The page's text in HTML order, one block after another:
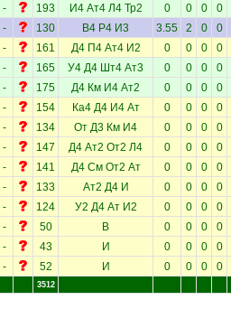
- 193 И4 Ат4 Л4 Тр2 0 0 0 0
- 130 В4 Р4 И3 3.55 2 0 0
- 161 Д4 П4 Ат4 И2 0 0 0 0
- 165 У4 Д4 Шт4 Ат3 0 0 0 0
- 175 Д4 Км И4 Ат2 0 0 0 0
- 154 Ка4 Д4 И4 Ат 0 0 0 0
- 134 От Д3 Км И4 0 0 0 0
- 147 Д4 Ат2 От2 Л4 0 0 0 0
- 141 Д4 См От2 Ат 0 0 0 0
- 133 Ат2 Д4 И 0 0 0 0
- 124 У2 Д4 Ат И2 0 0 0 0
- 50 В 0 0 0 0
- 43 И 0 0 0 0
- 52 И 0 0 0 0
3512